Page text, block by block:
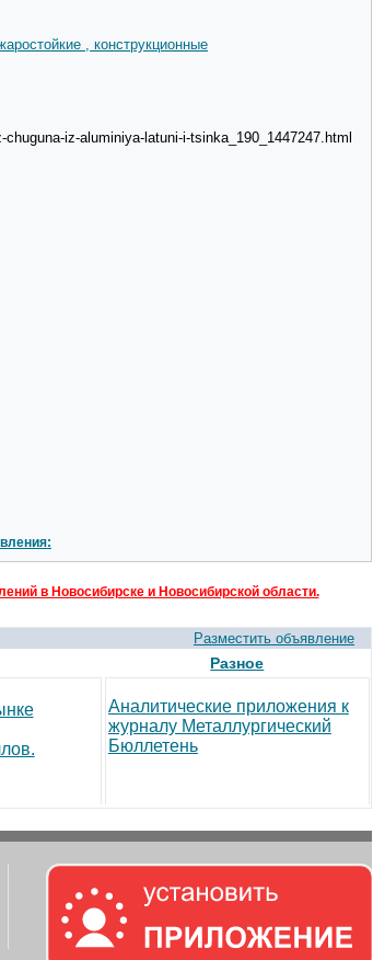
, конструкционные
iz-aluminiya-latuni-i-tsinka_190_1447247.html
в Новосибирске и Новосибирской области.
Разместить объявление
Разное
Аналитические приложения к
журналу Металлургический
Бюллетень